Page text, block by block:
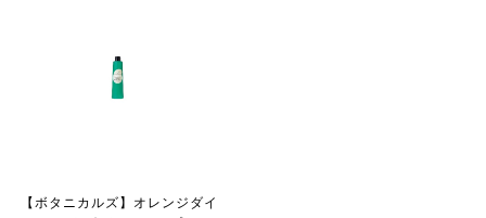
【ボタニカルズ】オレンジダイ